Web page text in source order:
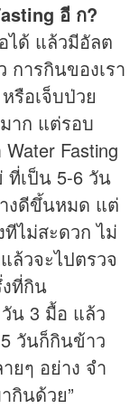
อี ก?
ได้ แล้วมีอัลต
ารกินของเรา
รือเจ็บป่วย
าก แต่รอบ
Fasting
ที่เป็น 5-6 วัน
งดีขึ้นหมด แต่
ไม่สะดวก ไม่
ล้วจะไปตรวจ
ที่กิน
น 3 มื้อ แล้ว
วันก็กินข้าว
ยๆ อย่าง จำ
กินด้วย”